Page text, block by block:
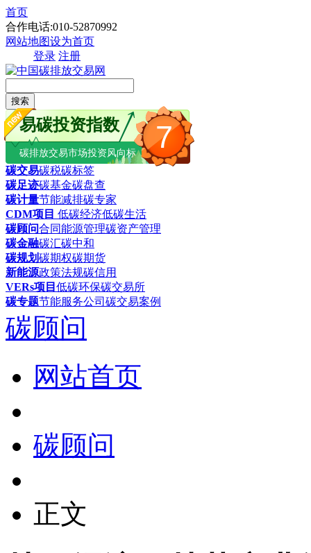
首页
合作电话:010-52870992
网站地图设为首页
登录 注册
搜索
7
易碳投资指数
碳排放交易市场投资风向标
碳交易碳税碳标签
碳足迹碳基金碳盘查
碳计量节能减排碳专家
CDM项目 低碳经济低碳生活
碳顾问合同能源管理碳资产管理
碳金融碳汇碳中和
碳规划碳期权碳期货
新能源政策法规碳信用
VERs项目 低碳环保碳交易所
碳专题节能服务公司 碳交易案例
碳顾问
网站首页
碳顾问
正文